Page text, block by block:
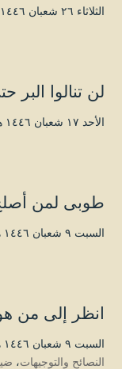
الثلاثاء ۲٦ شعبان ۱٤٤٦ هـ الموافق ۲۵ فبراير ۲۰۲۵ مـ |
لن تنالوا البر
الأحد ۱۷ شعبان ۱٤٤٦ هـ الموافق ۱٦ فبراير ۲۰۲۵ مـ |
طوبى لمن
السبت ۹ شعبان ۱٤٤٦ هـ الموافق ۸ فبراير ۲۰۲۵ مـ |
انظر إلى من
السبت ۹ شعبان ۱٤٤٦ هـ الموافق ۸ فبراير ۲۰۲۵ مـ |
النصائح والتوجيهات،